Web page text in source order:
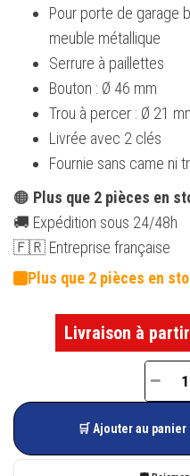
Pour porte de garage
meuble métallique
Serrure à paillettes
Bouton : Ø 46 mm
Trou à percer : Ø 21
Livrée avec 2 clés
Fournie sans came ni
🟠 Plus que 2 pièces en
🚚 Expédition sous 24/48h
🇫🇷 Entreprise française
Plus que 2 pièces en
Livraison à
quantité
Bouton
à
−
🛒 Ajouter au